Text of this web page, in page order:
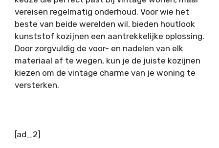
vereisen regelmatig onderhoud. Voor wie het
beste van beide werelden wil, bieden houtlook
kunststof kozijnen een aantrekkelijke oplossing.
Door zorgvuldig de voor- en nadelen van elk
materiaal af te wegen, kun je de juiste kozijnen
kiezen om de vintage charme van je woning te
versterken.
[ad_2]